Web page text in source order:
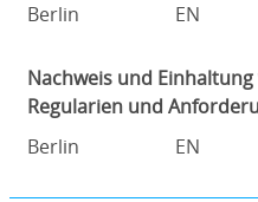
Berlin
EN
Nachweis und Einhaltung
Regularien und
Berlin
EN